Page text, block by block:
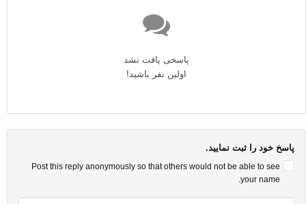
پاسخی یافت نشد
اولین نفر باشید!
پاسخ خود را ثبت نمایید.
Post this reply anonymously so that others would not be able to see
your name.